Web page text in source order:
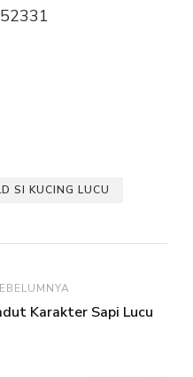
SI KUCING LUCU
Karakter Sapi Lucu